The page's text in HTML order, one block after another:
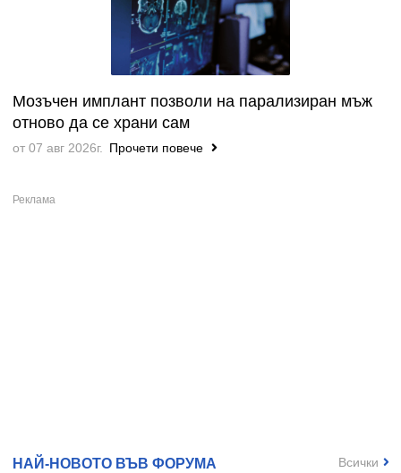
Мозъчен имплант позволи на парализиран мъж
отново да се храни сам
от 07 авг 2026г. Прочети повече
НАЙ-НОВОТО ВЪВ ФОРУМА Всички